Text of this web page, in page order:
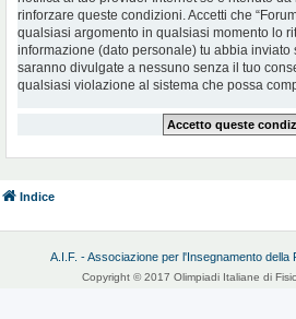
rinforzare queste condizioni. Accetti che
qualsiasi argomento in qualsiasi momento lo
informazione (dato personale) tu abbia
saranno divulgate a nessuno senza il tuo
qualsiasi violazione al sistema che possa
Indice
A.I.F. - Associazione per l'Insegnamento della
Copyright © 2017 Olimpiadi Italiane di